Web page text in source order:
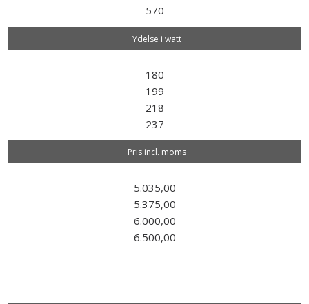
570
Ydelse i watt
180
199
218
237
P​ris incl. moms
5.035,00
5.375,00
6.000,00
6.500,00